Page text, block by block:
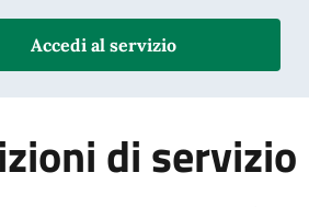
Accedi al servizio
di servizio